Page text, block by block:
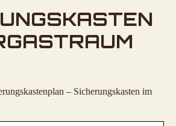
– Sicherungskasten im